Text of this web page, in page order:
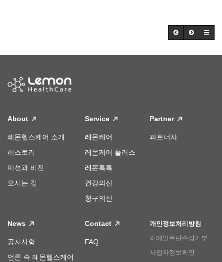
About
레몬헬스케어 소개
히스토리
미션과 비전
오시는 길
Service
레몬케어
레몬케어 플러스
레몬톡톡
건강의신
청구의신
Partner
파트너사
News
공지사항
언론 속 레몬헬스케어
Contact
FAQ
개인정보처리방침
이메일무단수집거부
사업자정보확인